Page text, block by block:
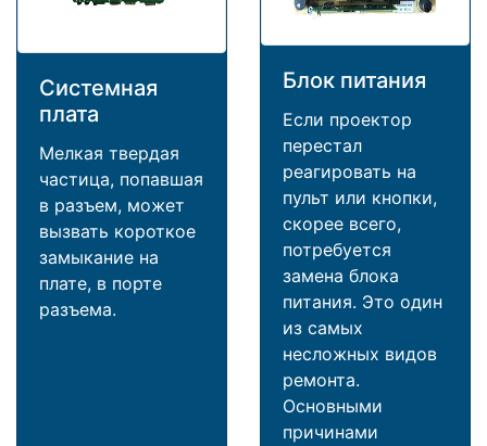
Системная
плата
Мелкая твердая
частица, попавшая
в разъем, может
вызвать короткое
замыкание на
плате, в порте
разъема.
Блок питания
Если проектор
перестал
реагировать на
пульт или кнопки,
скорее всего,
потребуется
замена блока
питания. Это один
из самых
несложных видов
ремонта.
Основными
причинами